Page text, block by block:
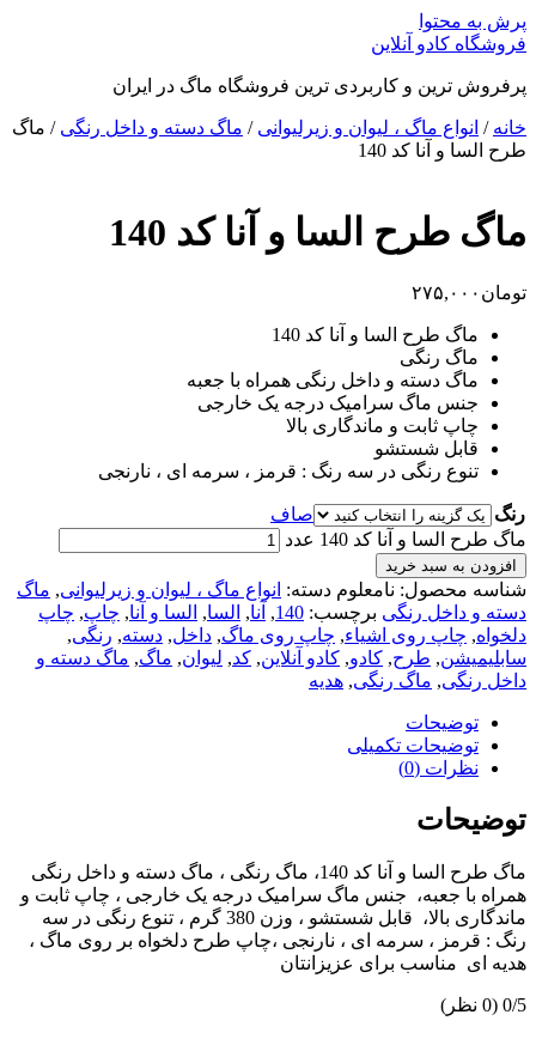
پرش به محتوا
فروشگاه کادو آنلاین
پرفروش ترین و کاربردی ترین فروشگاه ماگ در ایران
خانه / انواع ماگ ، لیوان و زیرلیوانی / ماگ دسته و داخل رنگی / ماگ
طرح السا و آنا کد 140
ماگ طرح السا و آنا کد 140
تومان ۲۷۵,۰۰۰
ماگ طرح السا و آنا کد 140
ماگ رنگی
ماگ دسته و داخل رنگی همراه با جعبه
جنس ماگ سرامیک درجه یک خارجی
چاپ ثابت و ماندگاری بالا
قابل شستشو
تنوع رنگی در سه رنگ : قرمز ، سرمه ای ، نارنجی
رنگ
صاف
ماگ طرح السا و آنا کد 140 عدد
افزودن به سبد خرید
شناسه محصول: نامعلوم دسته: انواع ماگ ، لیوان و زیرلیوانی, ماگ
دسته و داخل رنگی برچسب: 140
, آنا, السا, السا و آنا, چاپ, چاپ
دلخواه, چاپ روی اشیاء, چاپ روی ماگ, داخل, دسته, رنگی,
سابلیمیشن, طرح, کادو, کادو آنلاین, کد, لیوان, ماگ, ماگ دسته و
داخل رنگی, ماگ رنگی, هدیه
توضیحات
توضیحات تکمیلی
نظرات (0)
توضیحات
ماگ طرح السا و آنا کد 140، ماگ رنگی ، ماگ دسته و داخل رنگی
همراه با جعبه، جنس ماگ سرامیک درجه یک خارجی ، چاپ ثابت و
ماندگاری بالا، قابل شستشو ، وزن 380 گرم ، تنوع رنگی در سه
رنگ : قرمز ، سرمه ای ، نارنجی ،چاپ طرح دلخواه بر روی ماگ ،
هدیه ای مناسب برای عزیزانتان
‫0/5 ‫(0 نظر)